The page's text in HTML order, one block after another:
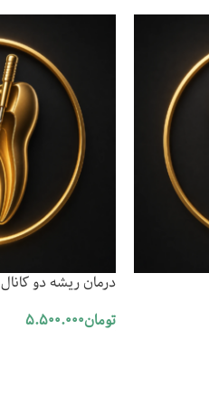
درمان ریشه دو کانال
تومان5.500.000